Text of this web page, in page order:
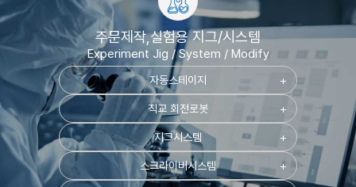
주문제작,실험용 지그/시스템
Experiment Jig / System / Modify
자동스테이지 add
직교 회전로봇 add
지그시스템 add
스크라이버시스템 add